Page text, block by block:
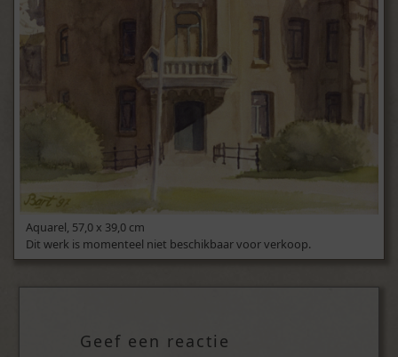
Aquarel, 57,0 x 39,0 cm
Dit werk is momenteel niet beschikbaar voor verkoop.
Geef een reactie